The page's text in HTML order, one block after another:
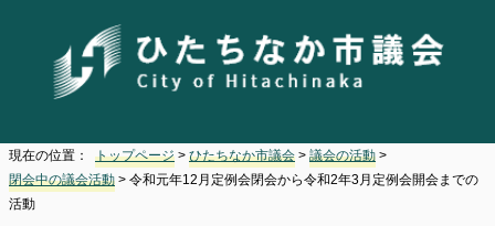
現在の位置： トップページ > ひたちなか市議会 > 議会の活動 >
閉会中の議会活動 > 令和元年12月定例会閉会から令和2年3月定例会開会までの
活動